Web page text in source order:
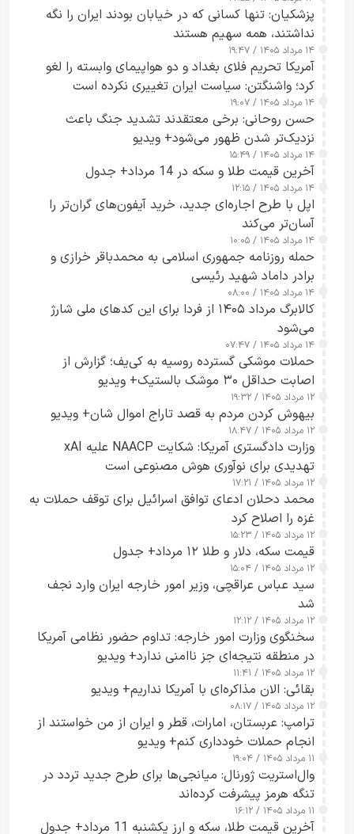
پزشکیان: تنها کسانی که در خیابان بودند ایران را نگه
نداشتند، همه سهیم هستند
۱۴ مرداد ۱۴۰۵ / ۱۹:۴۷
آمریکا تحریم فلای بغداد و دو هواپیمای وابسته را لغو
کرد؛ واشنگتن: سیاست ایران تغییری نکرده است
۱۴ مرداد ۱۴۰۵ / ۱۹:۰۷
حسن روحانی: برخی معتقدند تشدید جنگ باعث
نزدیک‌تر شدن ظهور می‌شود+ ویدیو
۱۴ مرداد ۱۴۰۵ / ۱۵:۴۹
آخرین قیمت طلا و سکه در 14 مرداد+ جدول
۱۴ مرداد ۱۴۰۵ / ۱۲:۱۵
اپل با طرح اجاره‌ای جدید، خرید آیفون‌های گران‌تر را
آسان‌تر می‌کند
۱۴ مرداد ۱۴۰۵ / ۱۰:۰۵
حمله روزنامه جمهوری اسلامی به محمدباقر خرازی و
برادر داماد شهید رئیسی
۱۴ مرداد ۱۴۰۵ / ۰۸:۰۰
کالابرگ مرداد ۱۴۰۵ از فردا برای این کدهای ملی شارژ
می‌شود
۱۴ مرداد ۱۴۰۵ / ۰۷:۴۷
حملات موشکی گسترده روسیه به کی‌یف؛ گزارش از
اصابت حداقل ۳۰ موشک بالستیک+ ویدیو
۱۲ مرداد ۱۴۰۵ / ۱۹:۳۲
بیهوش کردن مردم به قصد تاراج اموال شان+ ویدیو
۱۲ مرداد ۱۴۰۵ / ۱۸:۴۷
وزارت دادگستری آمریکا: شکایت NAACP علیه xAI
تهدیدی برای نوآوری هوش مصنوعی است
۱۲ مرداد ۱۴۰۵ / ۱۷:۲۱
محمد دحلان ادعای توافق اسرائیل برای توقف حملات به
غزه را اصلاح کرد
۱۲ مرداد ۱۴۰۵ / ۱۵:۲۳
قیمت سکه، دلار و طلا ۱۲ مرداد+ جدول
۱۲ مرداد ۱۴۰۵ / ۱۵:۰۴
سید عباس عراقچی، وزیر امور خارجه ایران وارد نجف
شد
۱۲ مرداد ۱۴۰۵ / ۱۲:۱۲
سخنگوی وزارت امور خارجه: تداوم حضور نظامی آمریکا
در منطقه نتیجه‌ای جز ناامنی ندارد+ ویدیو
۱۲ مرداد ۱۴۰۵ / ۱۱:۴۱
بقائی: الان مذاکره‌ای با آمریکا نداریم+ ویدیو
۱۲ مرداد ۱۴۰۵ / ۰۸:۱۷
ترامپ: عربستان، امارات، قطر و ایران از من خواستند از
انجام حملات خودداری کنم+ ویدیو
۱۱ مرداد ۱۴۰۵ / ۱۹:۰۴
وال‌استریت ژورنال: میانجی‌ها برای طرح جدید تردد در
تنگه هرمز پیشرفت کرده‌اند
۱۱ مرداد ۱۴۰۵ / ۱۶:۱۲
آخرین قیمت طلا، سکه و ارز یکشنبه 11 مرداد+ جدول